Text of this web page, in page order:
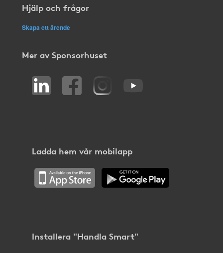
Hjälp och frågor
Skapa ett ärende
Mer av Sponsorhuset
Ladda hem vår mobilapp
Installera "Handla Smart"